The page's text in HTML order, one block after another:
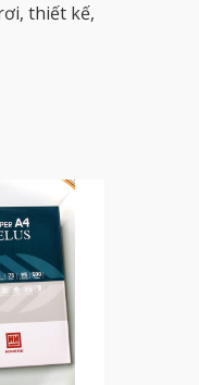
thiết kế,